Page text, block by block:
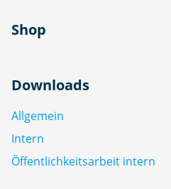
Shop
Downloads
Allgemein
Intern
Öffentlichkeitsarbeit intern